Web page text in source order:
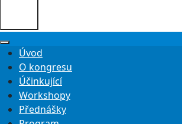
Úvod
O kongresu
Účinkující
Workshopy
Přednášky